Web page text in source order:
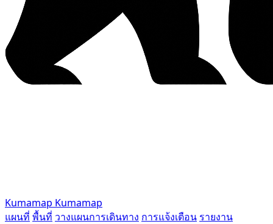
Kumamap Kumamap
แผนที่ พื้นที่ วางแผนการเดินทาง การแจ้งเตือน รายงาน